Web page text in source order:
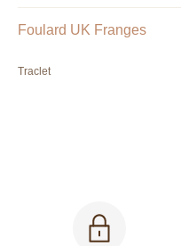
Foulard UK Franges
Traclet